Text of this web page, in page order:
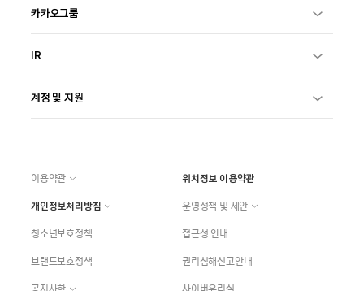
카카오그룹
IR
계정 및 지원
이용약관
위치정보 이용약관
개인정보처리방침
운영정책 및 제안
청소년보호정책
접근성 안내
브랜드보호정책
권리침해신고안내